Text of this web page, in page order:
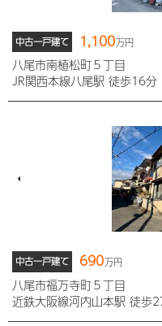
中古一戸建て 1,100万円
八尾市南植松町５丁目
JR関西本線八尾駅 徒歩16分
中古一戸建て 690万円
八尾市福万寺町５丁目
近鉄大阪線河内山本駅 徒歩